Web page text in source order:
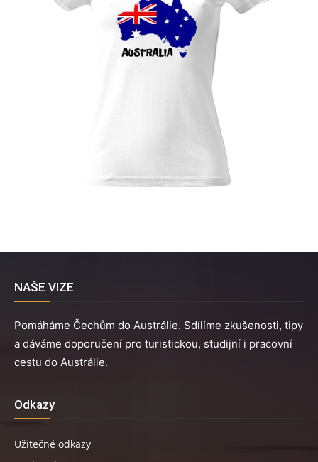
NAŠE VIZE
Pomáháme Čechům do Austrálie. Sdílíme zkušenosti, tipy
a dáváme doporučení pro turistickou, studijní i pracovní
cestu do Austrálie.
Odkazy
Užitečné odkazy